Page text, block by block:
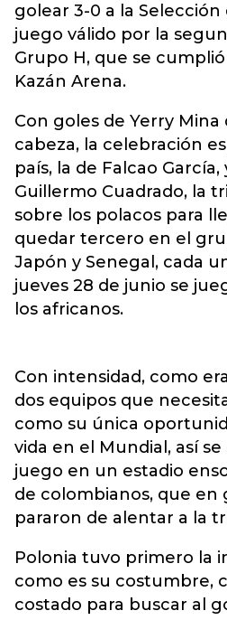
golear 3-0 a la Selección
juego válido por la
Grupo H, que se
Kazán Arena.
Con goles de Yerry
cabeza, la celebración
país, la de Falcao
Guillermo Cuadrado, la
sobre los polacos para
quedar tercero en el
Japón y Senegal, cada
jueves 28 de junio se
los africanos.
Con intensidad, como
dos equipos que
como su única
vida en el Mundial, así se
juego en un estadio
de colombianos, que en
pararon de alentar a la
Polonia tuvo primero la
como es su costumbre,
costado para buscar al